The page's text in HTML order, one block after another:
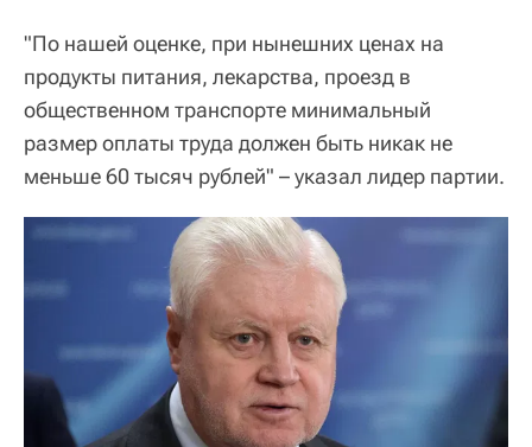
"По нашей оценке, при нынешних ценах на
продукты питания, лекарства, проезд в
общественном транспорте минимальный
размер оплаты труда должен быть никак не
меньше 60 тысяч рублей" – указал лидер партии.